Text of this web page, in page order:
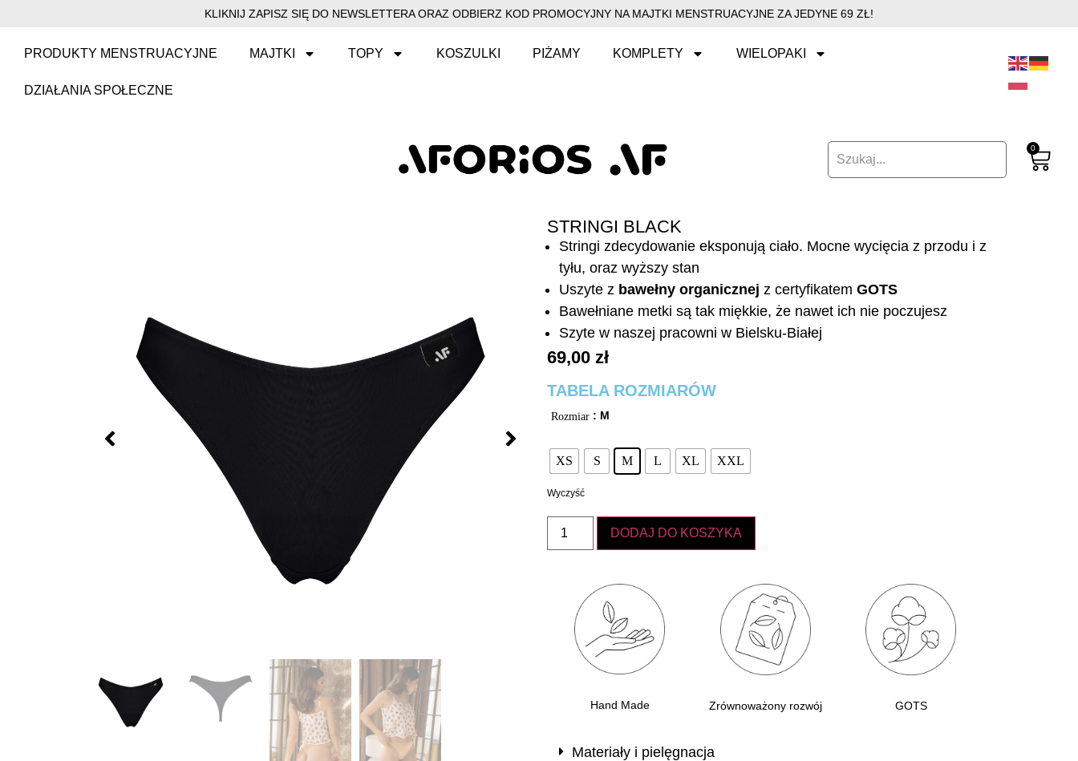
KLIKNIJ ZAPISZ SIĘ DO NEWSLETTERA ORAZ ODBIERZ KOD PROMOCYJNY NA MAJTKI MENSTRUACYJNE ZA JEDYNE 69 ZŁ!
PRODUKTY MENSTRUACYJNE MAJTKI TOPY KOSZULKI PIŻAMY KOMPLETY WIELOPAKI
DZIAŁANIA SPOŁECZNE
0
STRINGI BLACK
Stringi zdecydowanie eksponują ciało. Mocne wycięcia z przodu i z
tyłu, oraz wyższy stan
Uszyte z bawełny organicznej z certyfikatem GOTS
Bawełniane metki są tak miękkie, że nawet ich nie poczujesz
Szyte w naszej pracowni w Bielsku-Białej
69,00 zł
TABELA ROZMIARÓW
Rozmiar : M
XS S M L XL XXL
Wyczyść
DODAJ DO KOSZYKA
Hand Made Zrównoważony rozwój GOTS
Materiały i pielęgnacja